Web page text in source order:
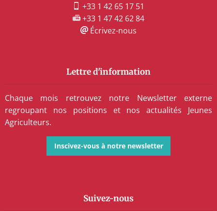
+33 1 42 65 17 51
+33 1 47 42 62 84
Écrivez-nous
Lettre d'information
Chaque mois retrouvez notre Newsletter externe
regroupant nos positions et nos actualités Jeunes
Agriculteurs.
Inscivez-vous à notre newsletter
Suivez-nous